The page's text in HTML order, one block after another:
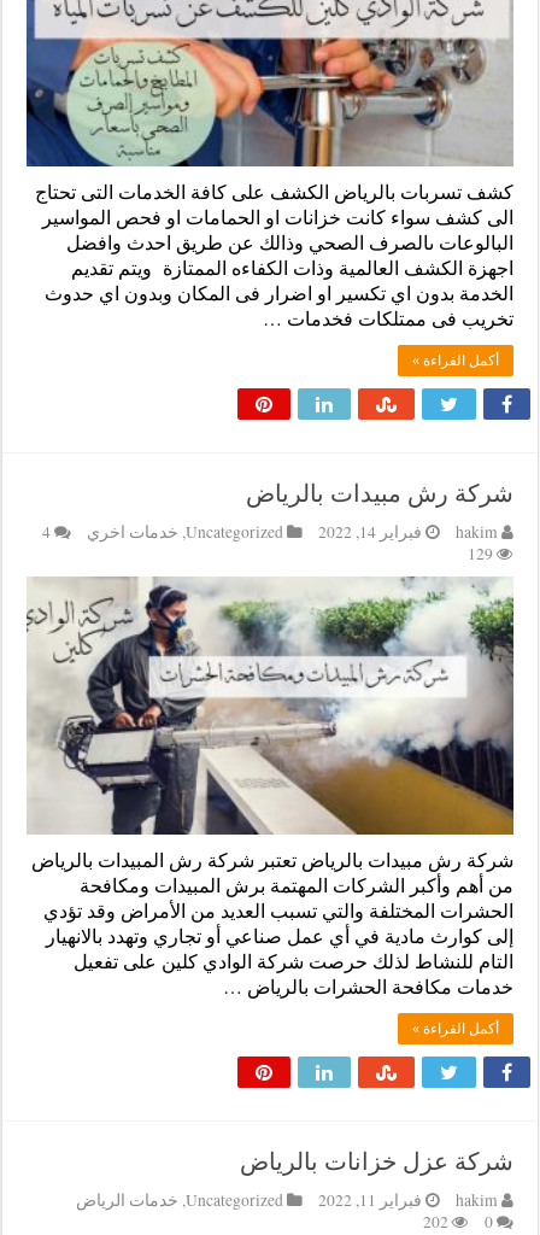
كشف تسربات بالرياض الكشف على كافة الخدمات التى تحتاج
الى كشف سواء كانت خزانات او الحمامات او فحص المواسير
البالوعات ىالصرف الصحي وذالك عن طريق احدث وافضل
اجهزة الكشف العالمية وذات الكفاءه الممتازة ويتم تقديم
الخدمة بدون اي تكسير او اضرار فى المكان وبدون اي حدوث
تخريب فى ممتلكات فخدمات …
أكمل القراءة »
شركة رش مبيدات بالرياض
hakim فبراير 14, 2022 Uncategorized
, خدمات اخري
4
129
شركة رش مبيدات بالرياض تعتبر شركة رش المبيدات بالرياض
من أهم وأكبر الشركات المهتمة برش المبيدات ومكافحة
الحشرات المختلفة والتي تسبب العديد من الأمراض وقد تؤدي
إلى كوارث مادية في أي عمل صناعي أو تجاري وتهدد بالانهيار
التام للنشاط لذلك حرصت شركة الوادي كلين على تفعيل
خدمات مكافحة الحشرات بالرياض …
أكمل القراءة »
شركة عزل خزانات بالرياض
hakim فبراير 11, 2022 Uncategorized
, خدمات الرياض
0
202